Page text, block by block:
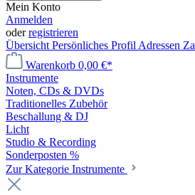
Mein Konto
Anmelden
oderregistrieren
Übersicht Persönliches Profil Adressen
Warenkorb 0,00 €*
Instrumente
Noten, CDs & DVDs
Traditionelles Zubehör
Beschallung & DJ
Licht
Studio & Recording
Sonderposten %
Zur Kategorie Instrumente